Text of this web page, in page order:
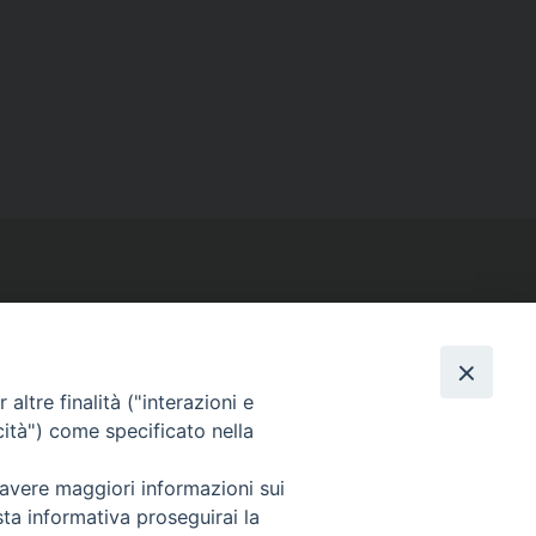
SEGUICI SU
Facebook
Instagram
X
altre finalità ("interazioni e
come specificato nella
maggiori informazioni sui
informativa proseguirai la